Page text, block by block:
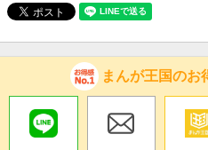
まんが王国のお